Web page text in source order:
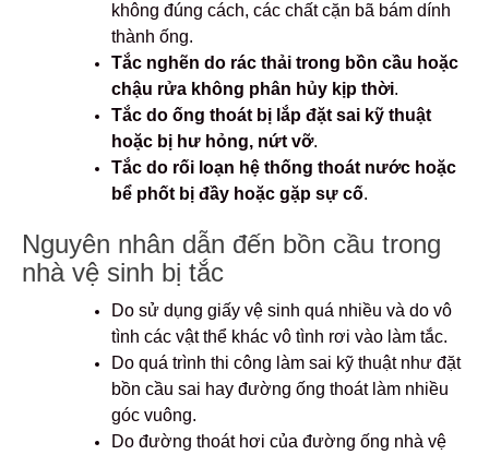
không đúng cách, các chất cặn bã bám dính
thành ống.
Tắc nghẽn do rác thải trong bồn cầu hoặc
chậu rửa không phân hủy kịp thời.
Tắc do ống thoát bị lắp đặt sai kỹ thuật
hoặc bị hư hỏng, nứt vỡ.
Tắc do rối loạn hệ thống thoát nước hoặc
bể phốt bị đầy hoặc gặp sự cố.
Nguyên nhân dẫn đến bồn cầu trong
nhà vệ sinh bị tắc
Do sử dụng giấy vệ sinh quá nhiều và do vô
tình các vật thể khác vô tình rơi vào làm tắc.
Do quá trình thi công làm sai kỹ thuật như đặt
bồn cầu sai hay đường ống thoát làm nhiều
góc vuông.
Do đường thoát hơi của đường ống nhà vệ